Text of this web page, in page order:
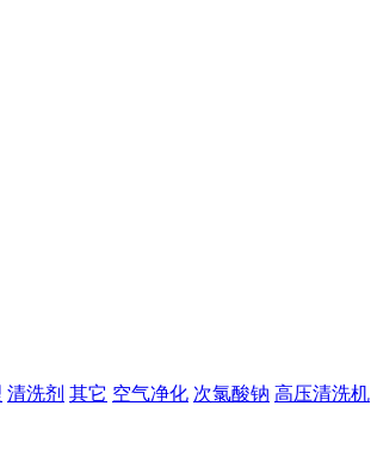
清洗剂 其它 空气净化 次氯酸钠 高压清洗机